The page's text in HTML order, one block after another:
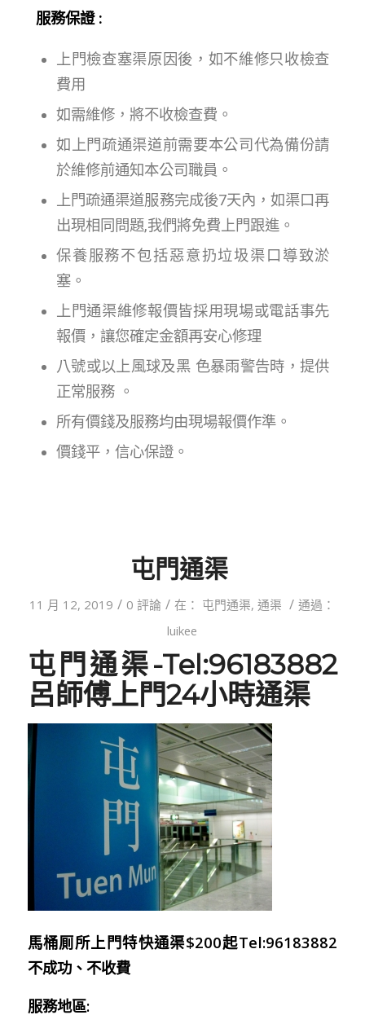
服務保證 :
上門檢查塞渠原因後，如不維修只收檢查
費用
如需維修，將不收檢查費。
如上門疏通渠道前需要本公司代為備份請
於維修前通知本公司職員。
上門疏通渠道服務完成後7天內，如渠口再
出現相同問題,我們將免費上門跟進。
保養服務不包括惡意扔垃圾渠口導致淤
塞。
上門通渠維修報價皆採用現場或電話事先
報價，讓您確定金額再安心修理
八號或以上風球及黑 色暴雨警告時，提供
正常服務 。
所有價錢及服務均由現場報價作準。
價錢平，信心保證。
屯門通渠
11 月 12, 2019 / 0 評論 / 在： 屯門通渠,通渠 / 通過：
luikee
屯門通渠-Tel:96183882
呂師傅上門24小時通渠
馬桶厠所上門特快通渠$200起Tel:96183882
不成功、不收費
服務地區: